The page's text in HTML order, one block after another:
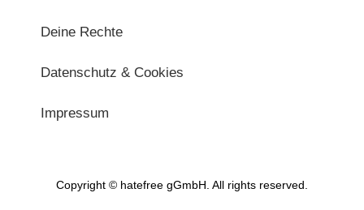
Deine Rechte
Datenschutz & Cookies
Impressum
Copyright © hatefree gGmbH. All rights reserved.